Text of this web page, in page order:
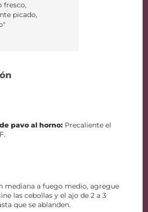
fresco,
picado,
pavo al horno: Precaliente el
mediana a fuego medio, agregue
las cebollas y el ajo de 2 a 3
que se ablanden.